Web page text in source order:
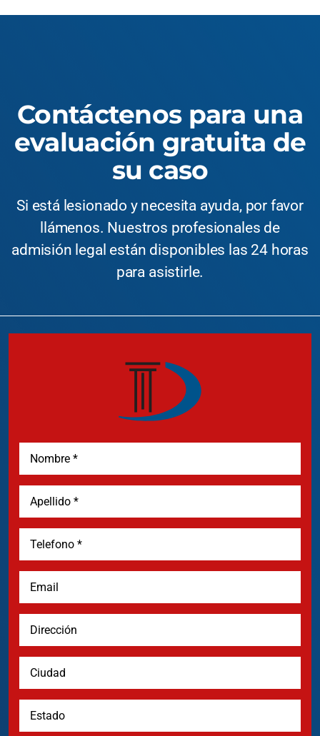
Contáctenos para una
evaluación gratuita de
su caso
Si está lesionado y necesita ayuda, por favor
llámenos. Nuestros profesionales de
admisión legal están disponibles las 24 horas
para asistirle.